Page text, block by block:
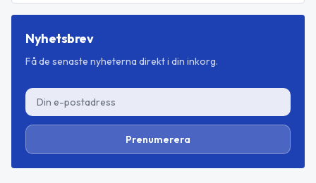
Nyhetsbrev
Få de senaste nyheterna direkt i din inkorg.
Prenumerera